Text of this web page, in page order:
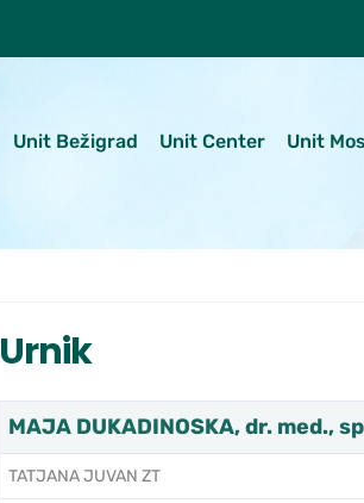
Unit Bežigrad Unit Center Unit
Urnik
MAJA DUKADINOSKA, dr. med.,
TATJANA JUVAN ZT